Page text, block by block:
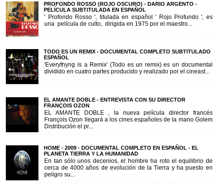
PROFONDO ROSSO (ROJO OSCURO) - DARIO ARGENTO -
PELÍCULA SUBTITULADA EN ESPAÑOL
' Profondo Rosso ', titulada en español ' Rojo Profundo ', es
una película de culto, dirigida en 1975 por el maestro...
TODO ES UN REMIX - DOCUMENTAL COMPLETO SUBTITULADO
ESPAÑOL
'Everythyng is a Remix' (Todo es un remix) es un documental
dividido en cuatro partes producido y realizado por el cineast...
EL AMANTE DOBLE - ENTREVISTA CON SU DIRECTOR
FRANÇOIS OZON
EL AMANTE DOBLE , la nueva película director francés
François Ozon llegará a los cines españoles de la mano Golem
Distribución el pr...
HOME - 2009 - DOCUMENTAL COMPLETO EN ESPAÑOL - EL
PLANETA TIERRA Y LA HUMANIDAD
En tan sólo unos decenios, el hombre ha roto el equilibrio de
cerca de 4000 años de evolución de la Tierra y ha puesto en
peligro su...